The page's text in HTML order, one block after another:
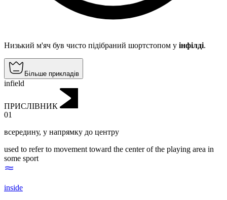
Низький м'яч був чисто підібраний шортстопом у інфілді.
Більше прикладів
infield
ПРИСЛІВНИК
01
всередину, у напрямку до центру
used to refer to movement toward the center of the playing area in
some sport
inside